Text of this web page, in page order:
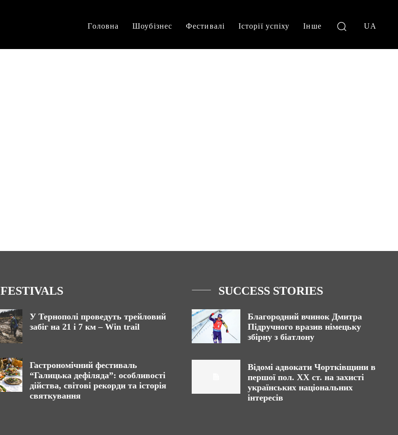
Головна Шоубізнес Фестивалі Історії успіху Інше UA
FESTIVALS
У Тернополі проведуть трейловий
забіг на 21 і 7 км – Win trail
Гастрономічний фестиваль
“Галицька дефіляда”: особливості
дійства, світові рекорди та історія
святкування
SUCCESS STORIES
Благородний вчинок Дмитра
Підручного вразив німецьку
збірну з біатлону
Відомі адвокати Чортківщини в
першої пол. ХХ ст. на захисті
українських національних
інтересів